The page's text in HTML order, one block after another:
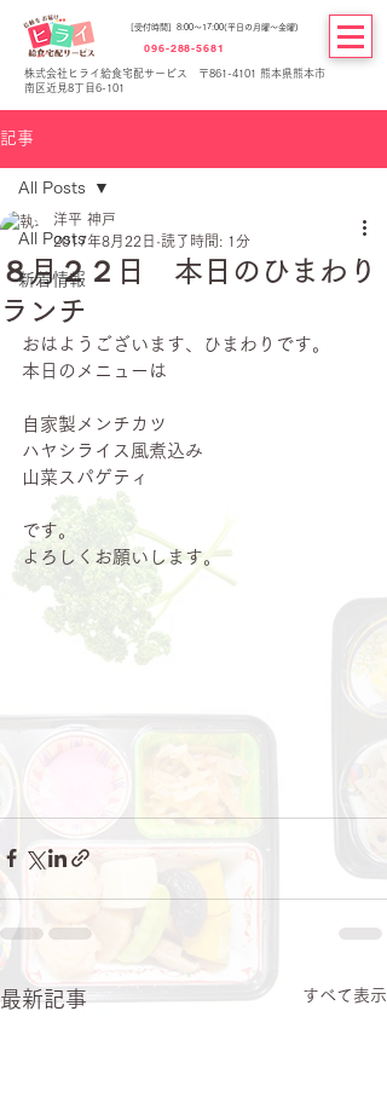
[受付時間] 8:00～17:00(平日の月曜～金曜)
096-288-5681
株式会社ヒライ給食宅配サービス 〒861-4101 熊本県熊本市
南区近見8丁目6-101
記事
All Posts
新着情報
All Posts
８月２２日 本日のひまわり
ランチ
洋平 神戸
2017年8月22日 読了時間: 1分
おはようございます、ひまわりです。
本日のメニューは
自家製メンチカツ
ハヤシライス風煮込み
山菜スパゲティ
です。
よろしくお願いします。
最新記事 すべて表示